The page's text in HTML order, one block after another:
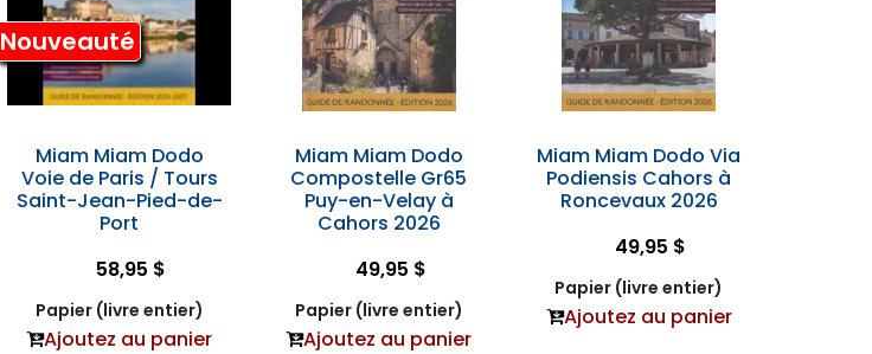
Nouveauté
Miam Miam Dodo
Voie de Paris / Tours
Saint-Jean-Pied-de-
Port
58,95 $
Papier (livre entier)
Ajoutez au panier
Miam Miam Dodo
Compostelle Gr65
Puy-en-Velay à
Cahors 2026
49,95 $
Papier (livre entier)
Ajoutez au panier
Miam Miam Dodo Via
Podiensis Cahors à
Roncevaux 2026
49,95 $
Papier (livre entier)
Ajoutez au panier